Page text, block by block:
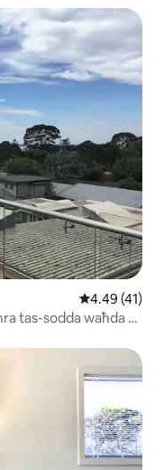
Rating
4.49 (41)
tas-sodda waħda b'